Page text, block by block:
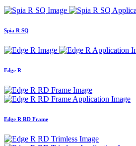
Spia R SQ
Edge R
Edge R RD Frame